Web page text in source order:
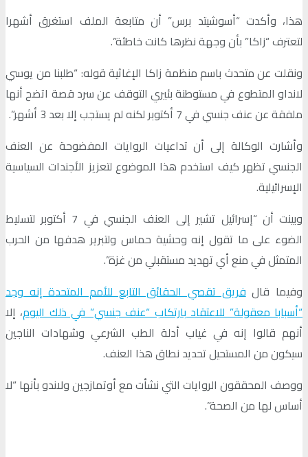
هذا، وأكدت “أسوشيتد برس” أن متابعة الملف استغرق أشهرا
لتعترف “زاكا” بأن وجهة نظرها كانت خاطئة”.
ونقلت عن متحدث باسم منظمة زاكا الإغاثية قوله: “طلبنا من يوسي
لانداو المتطوع في مستوطنة بئيري التوقف عن سرد قصة اتضح أنها
ملفقة عن عنف جنسي في 7 أكتوبر لكنه لم يستجب إلا بعد 3 أشهر”.
وأشارت الوكالة إلى أن تداعيات الروايات المفضوحة عن العنف
الجنسي تظهر كيف استخدم هذا الموضوع لتعزيز الأجندات السياسية
الإسرائيلية.
وبينت أن “إسرائيل تشير إلى العنف الجنسي في 7 أكتوبر لتسليط
الضوء على ما تقول إنه وحشية حماس ولتبرير هدفها من الحرب
المتمثل في منع أي تهديد مستقبلي من غزة”.
وفيما قالفريق تقصي الحقائق التابع للأمم المتحدة إنه وجد
“أسبابا معقولة” للاعتقاد بارتكاب “عنف جنسي” في ذلك اليوم، إلا
أنهم قالوا إنه في غياب أدلة الطب الشرعي وشهادات الناجين
سيكون من المستحيل تحديد نطاق هذا العنف.
ووصف المحققون الروايات التي نشأت مع أوتمازجين ولاندو بأنها “لا
أساس لها من الصحة”.